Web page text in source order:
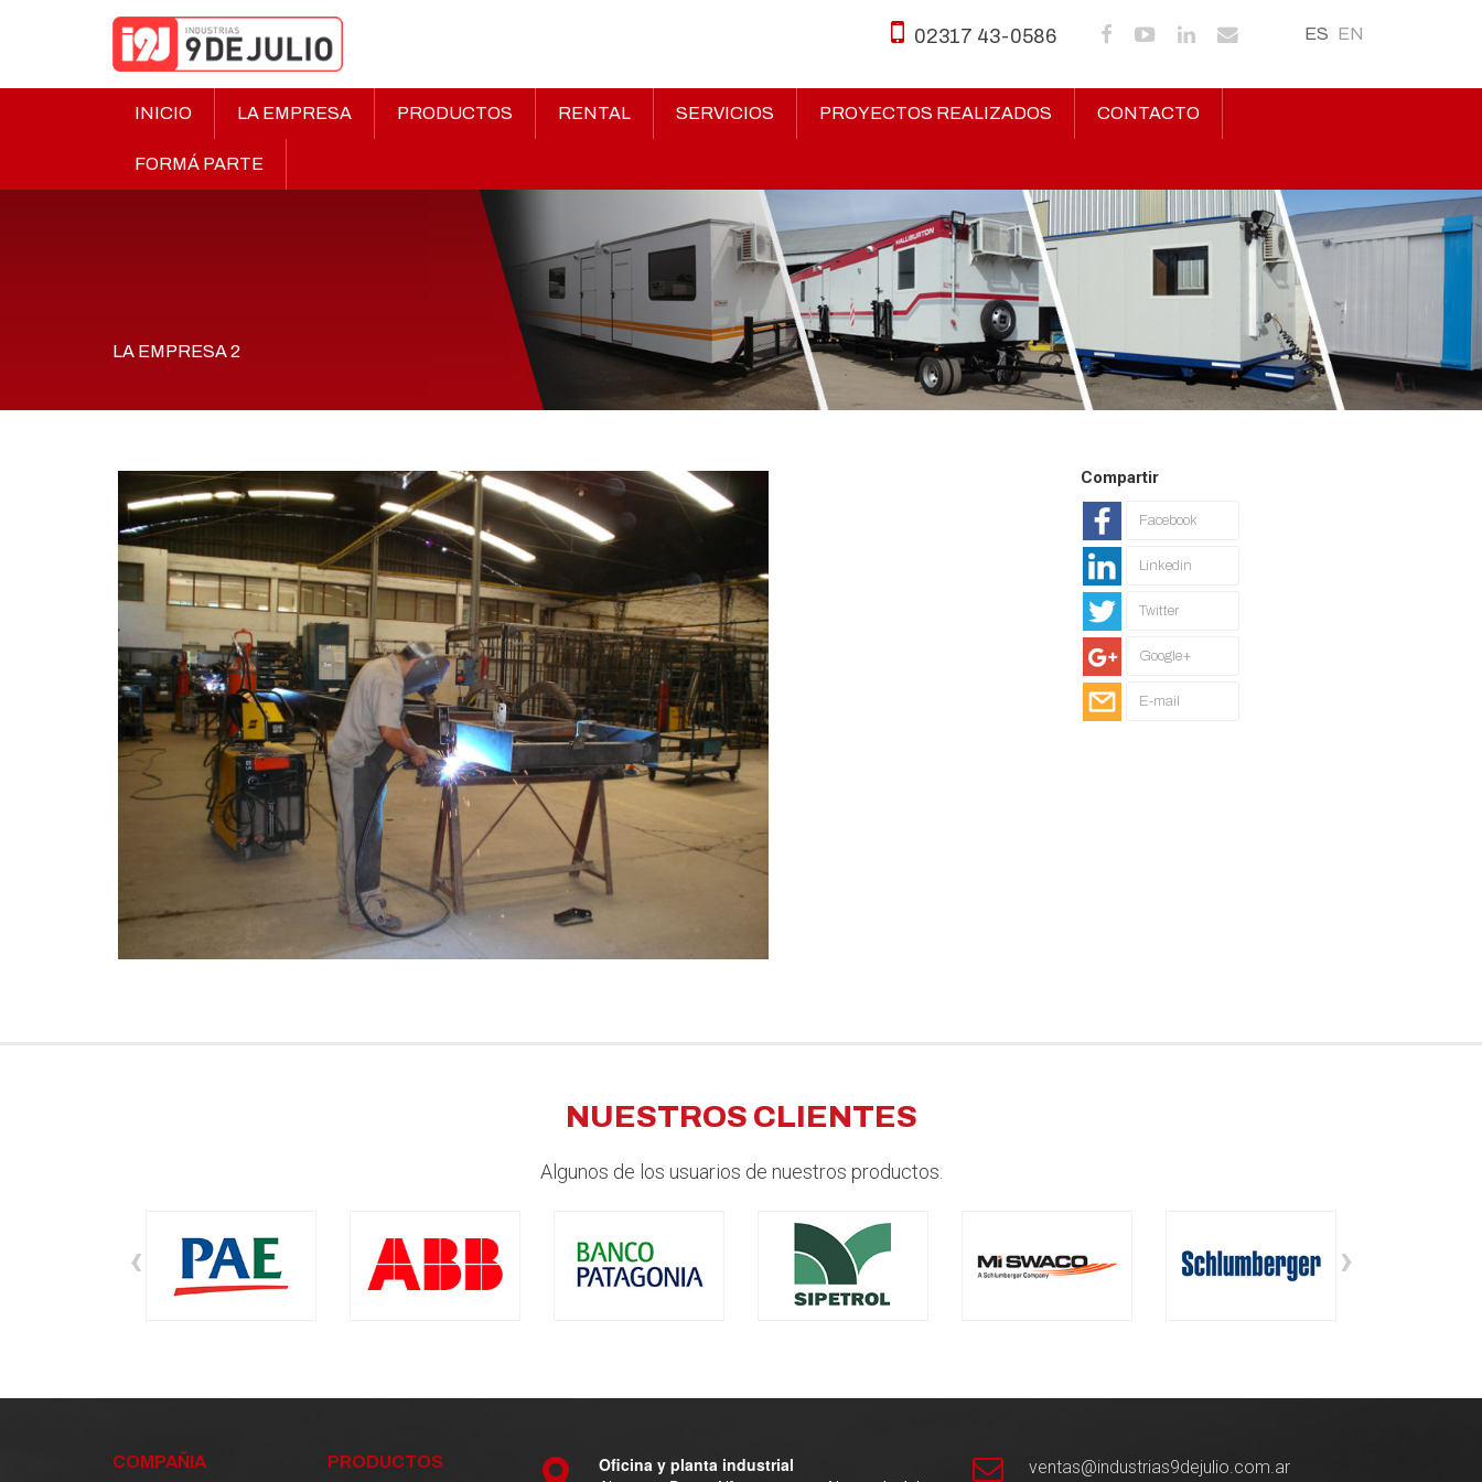
ES EN
02317 43-0586
INICIO LA EMPRESA PRODUCTOS RENTAL SERVICIOS PROYECTOS REALIZADOS CONTACTO
FORMÁ PARTE
LA EMPRESA 2
Compartir
Facebook
Linkedin
Twitter
Google+
E-mail
NUESTROS CLIENTES
Algunos de los usuarios de nuestros productos.
‹ ›
COMPAÑIA PRODUCTOS
Oficina y planta industrial
ventas@industrias9dejulio.com.ar